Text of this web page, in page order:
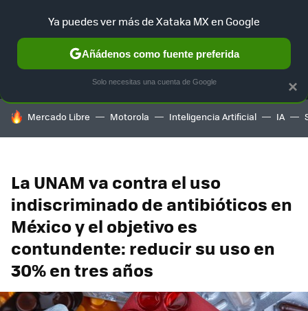
MENÚ NUEVO
GAMING HOME AUTO
HOY SE HABLA DE
Mercado Libre Motorola Inteligencia Artificial IA
La UNAM va contra el uso
indiscriminado de antibióticos en
México y el objetivo es
contundente: reducir su uso en
30% en tres años
×
Ya puedes ver más de Xataka MX en Google
Añádenos como fuente preferida
Solo necesitas una cuenta de Google